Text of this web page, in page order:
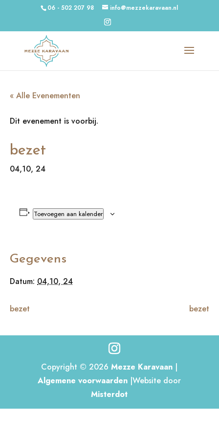
06 - 502 207 98 info@mezzekaravaan.nl
« Alle Evenementen
Dit evenement is voorbij.
bezet
04,10, 24
Toevoegen aan kalender
Gegevens
Datum: 04,10, 24
bezet bezet
Copyright © 2026Mezze Karavaan |
Algemene voorwaarden |Website door
Misterdot